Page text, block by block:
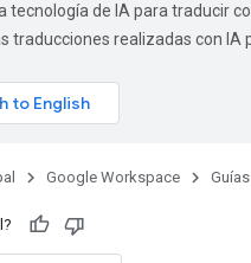
tecnología de IA para traducir
traducciones realizadas con IA
Google Workspace Guías